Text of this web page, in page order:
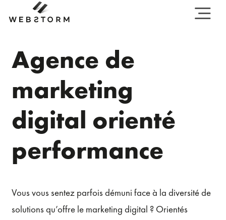
Agence de
marketing
digital orienté
performance
Vous vous sentez parfois démuni face à la diversité de
solutions qu’offre le marketing digital ? Orientés